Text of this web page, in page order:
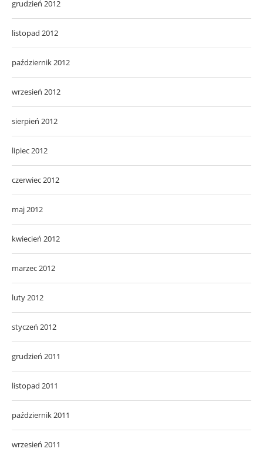
grudzień 2012
listopad 2012
październik 2012
wrzesień 2012
sierpień 2012
lipiec 2012
czerwiec 2012
maj 2012
kwiecień 2012
marzec 2012
luty 2012
styczeń 2012
grudzień 2011
listopad 2011
październik 2011
wrzesień 2011